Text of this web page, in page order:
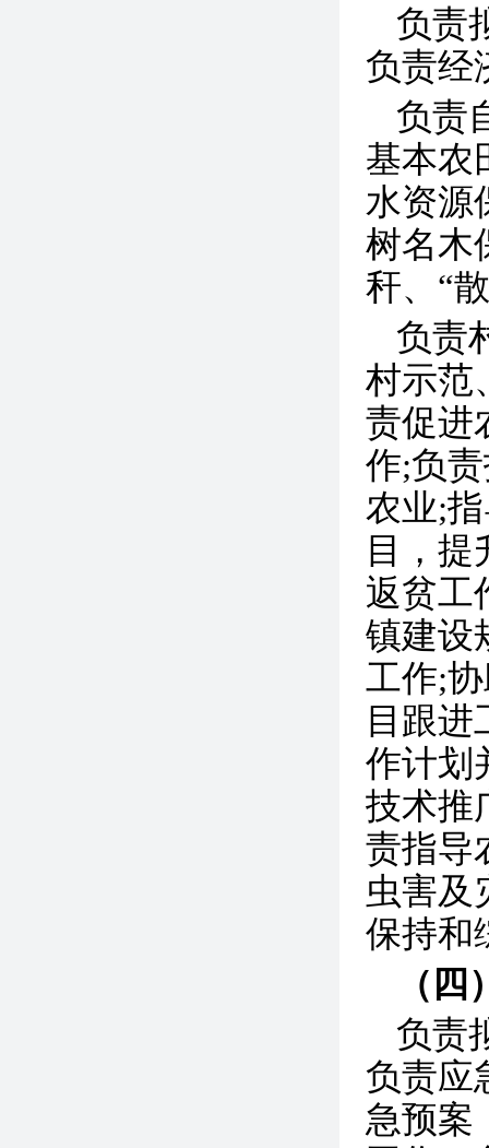
负责
负责经
负责
基本农
水资源
树名木
秆、“
负责
村示范
责促进
作;负
农业;
目，
返贫工
镇建设
工作;
目跟
作计划
技术推
责指导
虫害及
保持和
（
负责
负责应
急预案